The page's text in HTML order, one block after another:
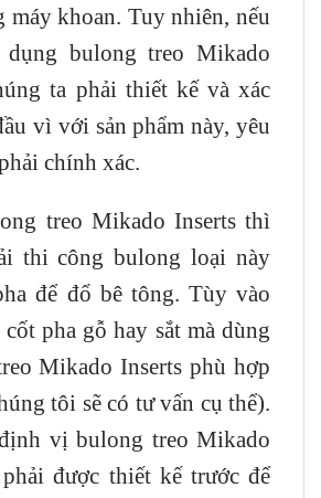
máy khoan. Tuy nhiên, nếu
bulong treo Mikado
ta phải thiết kế và xác
vì với sản phẩm này, yêu
chính xác.
treo Mikado Inserts thì
thi công bulong loại này
để đổ bê tông. Tùy vào
pha gỗ hay sắt mà dùng
Mikado Inserts phù hợp
tôi sẽ có tư vấn cụ thể).
vị bulong treo Mikado
được thiết kế trước để